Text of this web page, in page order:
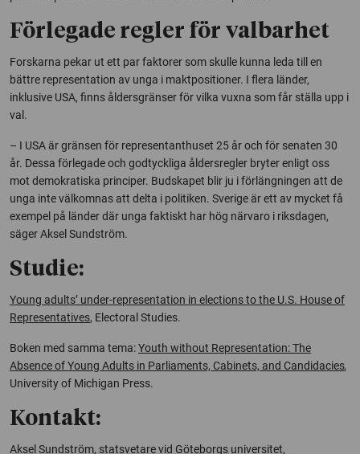
Förlegade regler för valbarhet
Forskarna pekar ut ett par faktorer som skulle kunna leda till en
bättre representation av unga i maktpositioner. I flera länder,
inklusive USA, finns åldersgränser för vilka vuxna som får ställa upp i
val.
– I USA är gränsen för representanthuset 25 år och för senaten 30
år. Dessa förlegade och godtyckliga åldersregler bryter enligt oss
mot demokratiska principer. Budskapet blir ju i förlängningen att de
unga inte välkomnas att delta i politiken. Sverige är ett av mycket få
exempel på länder där unga faktiskt har hög närvaro i riksdagen,
säger Aksel Sundström.
Studie:
Young adults’ under-representation in elections to the U.S. House of
Representatives, Electoral Studies.
Boken med samma tema:Youth without Representation: The
Absence of Young Adults in Parliaments, Cabinets, and Candidacies,
University of Michigan Press.
Kontakt:
Aksel Sundström, statsvetare vid Göteborgs universitet,